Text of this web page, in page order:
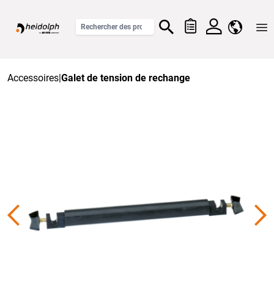
Accessoires|Galet de tension de rechange